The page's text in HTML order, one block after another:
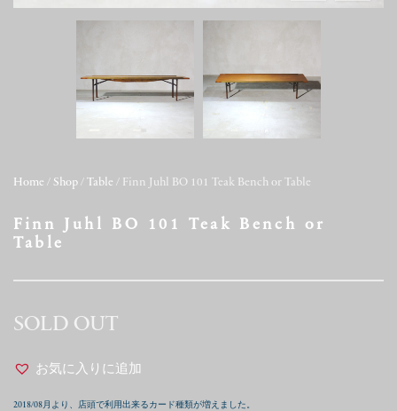
Home / Shop / Table / Finn Juhl BO 101 Teak Bench or Table
Finn Juhl BO 101 Teak Bench or
Table
SOLD OUT
お気に入りに追加
2018/08月より、店頭で利用出来るカード種類が増えました。